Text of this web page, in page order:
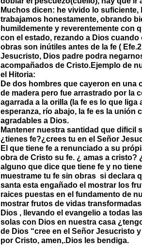
Muchos dicen: he vivido lo
trabajamos honestamente, obrando
humildemente y reverentemente con
con el estado, rezando a Dios
obras son inútiles antes de la fe (
Jesucristo, Dios padre podra
acompañados de Cristo.Ejemplo de
el Hitoria:
De dos hombres que cayeron en una
de madera pero fue arrastrado por la
agarrada a la orilla (la fe es lo que
esperanza, río abajo, la fe es la unión
agradables a Dios.
Mantener nuestra santidad que dificil
¿tienes fe?¿crees tu en el Señor
El que tiene fe a renunciado a su
obra de Cristo su fe. ¿ amas a
alguno que dice que tiene fe y no
muestrame tu fe sin obras si declara
santa esta engañado el mostrar los
raices puestas en el fundamento de
mostrar frutos de vidas
Dios , llevando el evangelio a todas
solas con Dios en nuestra casa
de Dios “cree en el Señor Jesucristo
por Cristo, amen,.Dios les bendiga.